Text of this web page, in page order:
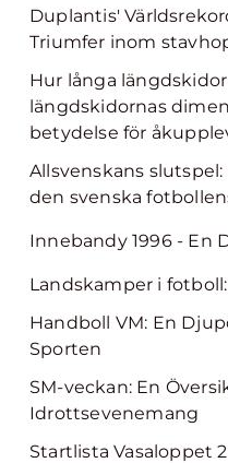
Duplantis'
Triumfer inom
Hur långa
längdskidornas
betydelse för
Allsvenskans
den svenska
Innebandy 1996 - En
Landskamper i
Handboll VM: En
Sporten
SM-veckan: En
Idrottsevenemang
Startlista Vasaloppet